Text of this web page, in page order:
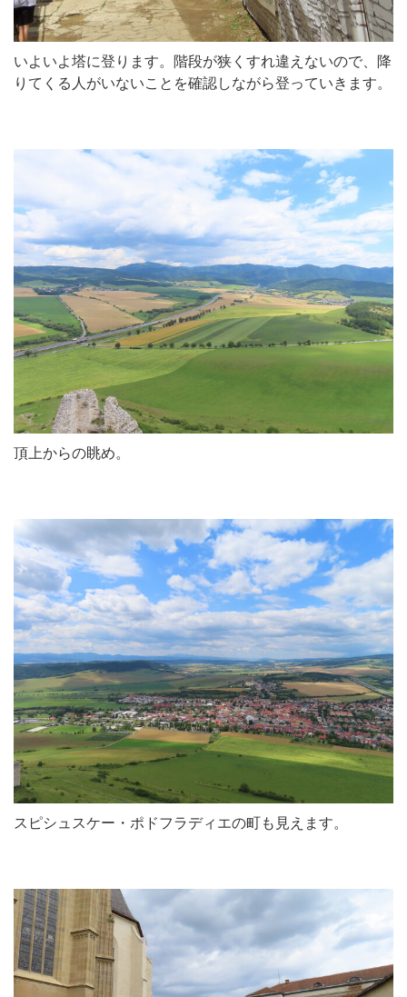
いよいよ塔に登ります。階段が狭くすれ違えないので、降
りてくる人がいないことを確認しながら登っていきます。
頂上からの眺め。
スピシュスケー・ポドフラディエの町も見えます。